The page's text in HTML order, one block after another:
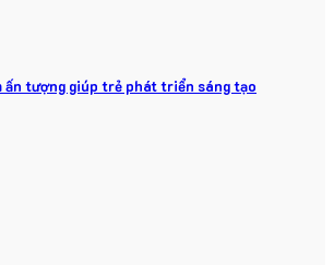
ấn tượng giúp trẻ phát triển sáng tạo